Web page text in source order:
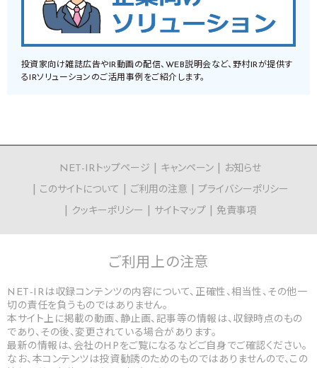
投資家向け雑誌広告やIR動画の配信、WEB説明会など、野村IRが提供す
るIRソリューションのご活用事例をご紹介します。
NET-IRトップページ キャンペーン
お知らせ
このサイトについて
ご利用の注意
プライバシーポリシー
クッキーポリシー
サイトマップ 免責事項
ご利用上の注意
NET-IRは収録コンテンツの内容について、正確性、相当性、その他一
切の責任を負うものではありません。
本サイト上に掲載の動画、静止画、記事等の情報は、収録時点のもの
であり、その後、変更されている場合があります。
最新の情報は、会社のHPをご覧になるなどご自身でご確認ください。
なお、本コンテンツは投資勧誘のためのものではありませんので、この